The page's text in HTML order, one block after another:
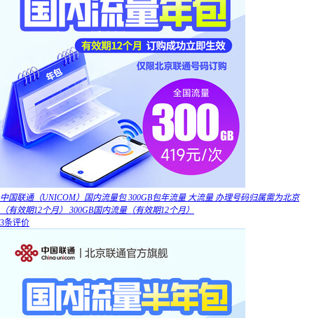
中国联通（UNICOM）国内流量包 300GB包年流量 大流量 办理号码归属需为北京
（有效期12个月） 300GB国内流量（有效期12个月）
3条评价